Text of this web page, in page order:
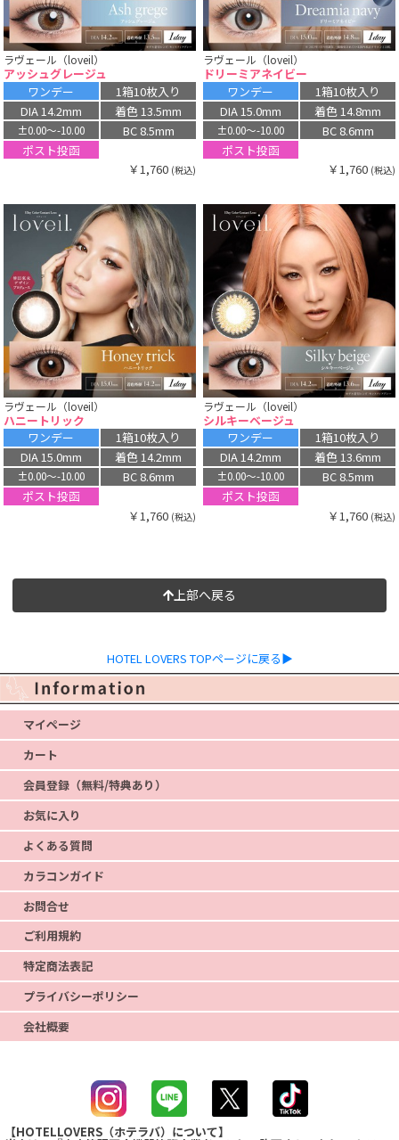
ラヴェール（loveil）
アッシュグレージュ
ワンデー
1箱10枚入り
DIA 14.2mm
着色 13.5mm
±0.00〜-10.00
BC 8.5mm
ポスト投函
￥1,760 (税込)
ラヴェール（loveil）
ドリーミアネイビー
ワンデー
1箱10枚入り
DIA 15.0mm
着色 14.8mm
±0.00〜-10.00
BC 8.6mm
ポスト投函
￥1,760 (税込)
ラヴェール（loveil）
ハニートリック
ワンデー
1箱10枚入り
DIA 15.0mm
着色 14.2mm
±0.00〜-10.00
BC 8.6mm
ポスト投函
￥1,760 (税込)
ラヴェール（loveil）
シルキーベージュ
ワンデー
1箱10枚入り
DIA 14.2mm
着色 13.6mm
±0.00〜-10.00
BC 8.5mm
ポスト投函
￥1,760 (税込)
上部へ戻る
HOTEL LOVERS TOPページに戻る▶
マイページ
カート
会員登録（無料/特典あり）
お気に入り
よくある質問
カラコンガイド
お問合せ
ご利用規約
特定商法表記
プライバシーポリシー
会社概要
【HOTELLOVERS（ホテラバ）について】